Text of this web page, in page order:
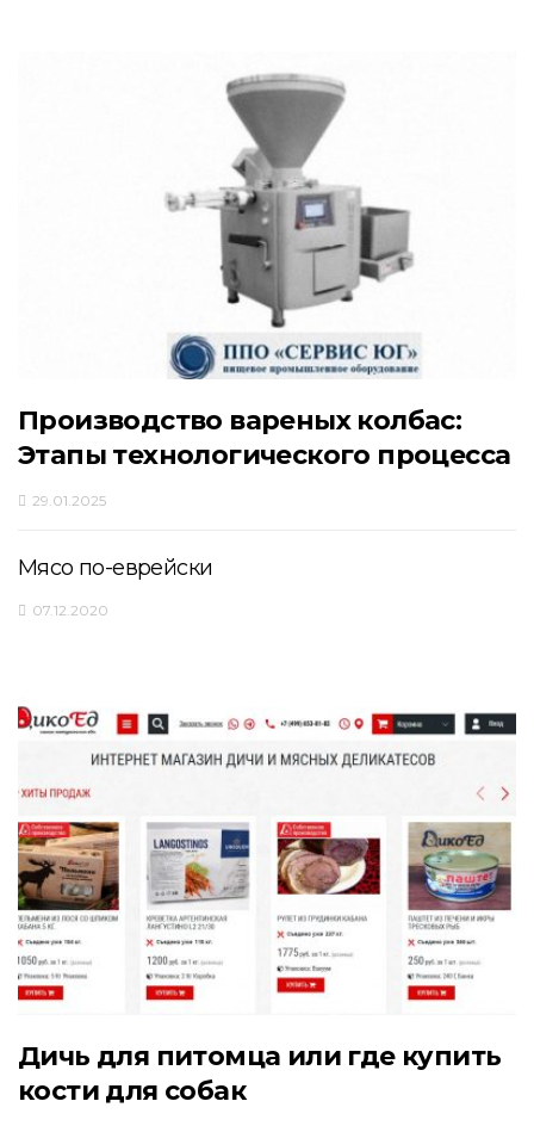
Производство вареных колбас:
Этапы технологического процесса
29.01.2025
Мясо по-еврейски
07.12.2020
Дичь для питомца или где купить
кости для собак